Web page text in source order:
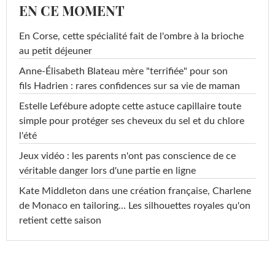
EN CE MOMENT
En Corse, cette spécialité fait de l'ombre à la brioche
au petit déjeuner
Anne-Élisabeth Blateau mère "terrifiée" pour son
fils Hadrien : rares confidences sur sa vie de maman
Estelle Lefébure adopte cette astuce capillaire toute
simple pour protéger ses cheveux du sel et du chlore
l'été
Jeux vidéo : les parents n'ont pas conscience de ce
véritable danger lors d'une partie en ligne
Kate Middleton dans une création française, Charlene
de Monaco en tailoring… Les silhouettes royales qu'on
retient cette saison